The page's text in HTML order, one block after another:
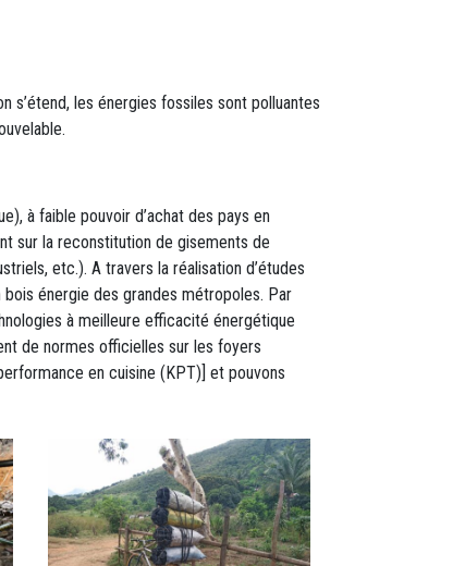
s’étend, les énergies fossiles sont polluantes
à faible pouvoir d’achat des pays en
sur la reconstitution de gisements de
etc.). A travers la réalisation d’études
énergie des grandes métropoles. Par
à meilleure efficacité énergétique
de normes officielles sur les foyers
en cuisine (KPT)] et pouvons